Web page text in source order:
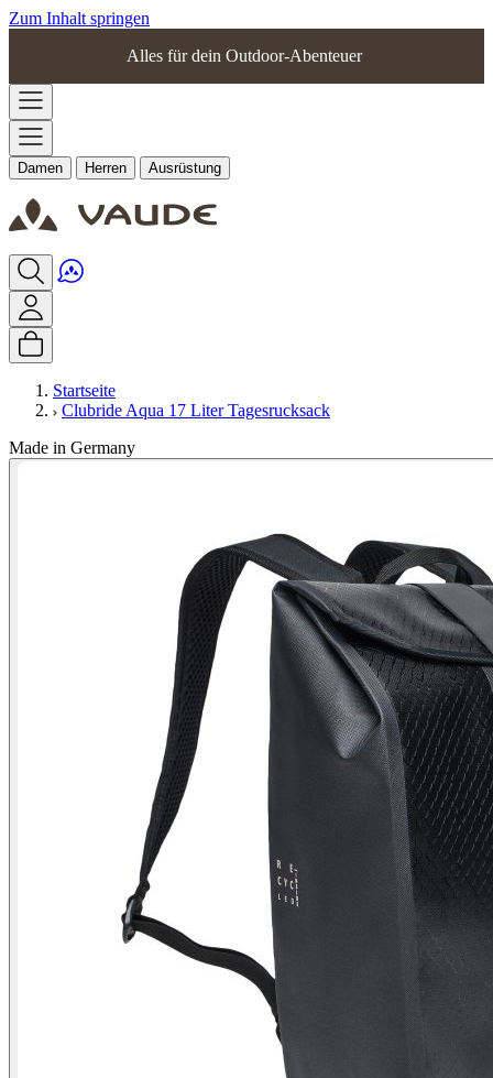
Zum Inhalt springen
Alles für dein Outdoor-Abenteuer
Damen Herren Ausrüstung
Startseite
Clubride Aqua 17 Liter Tagesrucksack
Made in Germany